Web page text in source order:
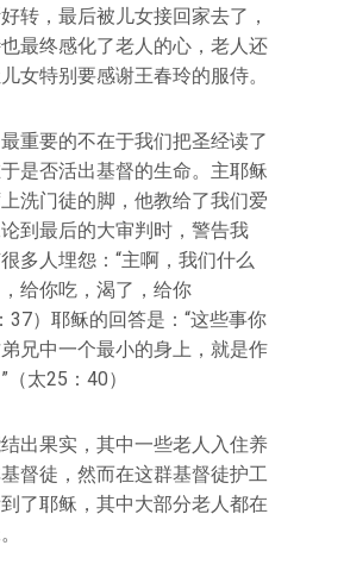
转，最后被儿女接回家去了，
最终感化了老人的心，老人还
女特别要感谢王春玲的服侍。
重要的不在于我们把圣经读了
是否活出基督的生命。主耶稣
洗门徒的脚，他教给了我们爱
到最后的大审判时，警告我
多人埋怨：“主啊，我们什么
给你吃，渴了，给你
37）耶稣的回答是：“这些事你
兄中一个最小的身上，就是作
太25：40）
出果实，其中一些老人入住养
督徒，然而在这群基督徒护工
了耶稣，其中大部分老人都在